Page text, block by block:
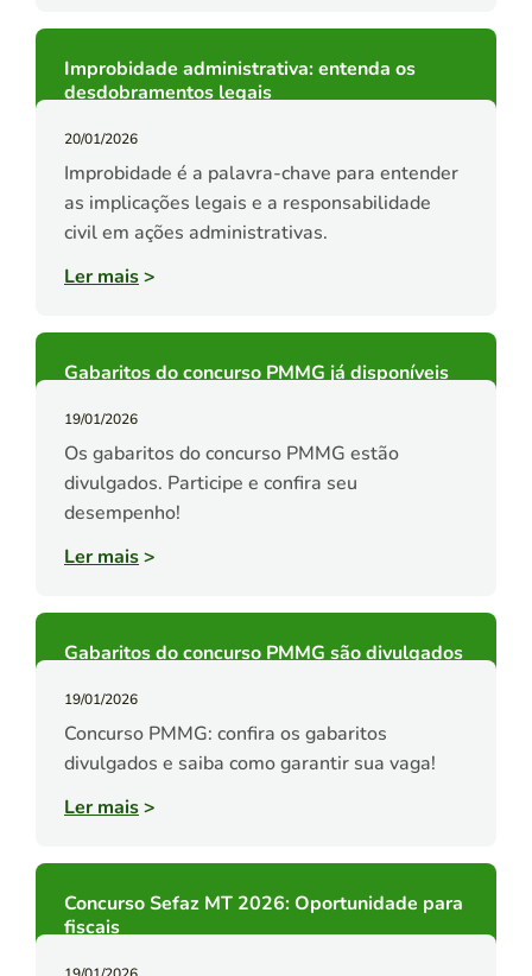
Improbidade administrativa: entenda os
desdobramentos legais
20/01/2026
Improbidade é a palavra-chave para entender
as implicações legais e a responsabilidade
civil em ações administrativas.
Ler mais>
Gabaritos do concurso PMMG já disponíveis
19/01/2026
Os gabaritos do concurso PMMG estão
divulgados. Participe e confira seu
desempenho!
Ler mais>
Gabaritos do concurso PMMG são divulgados
19/01/2026
Concurso PMMG: confira os gabaritos
divulgados e saiba como garantir sua vaga!
Ler mais>
Concurso Sefaz MT 2026: Oportunidade para
fiscais